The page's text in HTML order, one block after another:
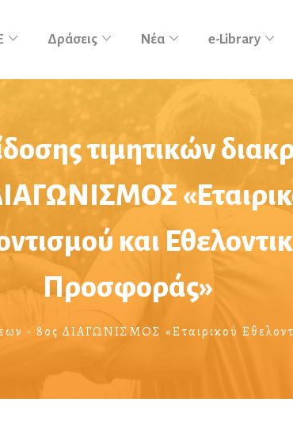
Δράσεις Νέα e-Library
τιμητικών
και
Προσφοράς»
- 8ος ΔΙΑΓΩΝΙΣΜΟΣ «Εταιρικού